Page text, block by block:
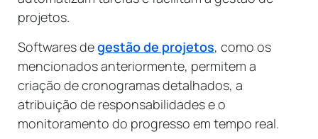
projetos.
Softwares degestão de projetos, como os
mencionados anteriormente, permitem a
criação de cronogramas detalhados, a
atribuição de responsabilidades e o
monitoramento do progresso em tempo real.